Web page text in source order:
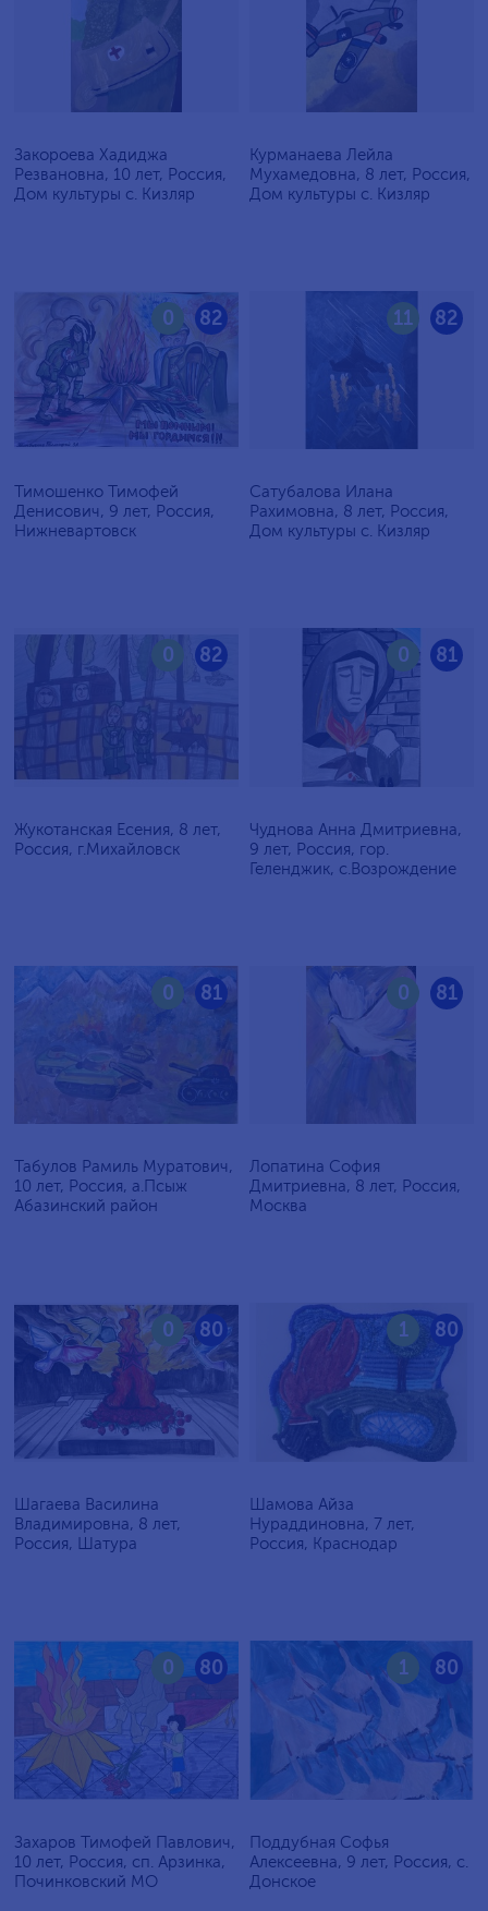
Закороева Хадиджа
Резвановна, 10 лет, Россия,
Дом культуры с. Кизляр
Курманаева Лейла
Мухамедовна, 8 лет, Россия,
Дом культуры с. Кизляр
82
0
Тимошенко Тимофей
Денисович, 9 лет, Россия,
Нижневартовск
82
11
Сатубалова Илана
Рахимовна, 8 лет, Россия,
Дом культуры с. Кизляр
82
0
Жукотанская Есения, 8 лет,
Россия, г.Михайловск
81
0
Чуднова Анна Дмитриевна,
9 лет, Россия, гор.
Геленджик, с.Возрождение
81
0
Табулов Рамиль Муратович,
10 лет, Россия, а.Псыж
Абазинский район
81
0
Лопатина София
Дмитриевна, 8 лет, Россия,
Москва
80
0
Шагаева Василина
Владимировна, 8 лет,
Россия, Шатура
80
1
Шамова Айза
Нураддиновна, 7 лет,
Россия, Краснодар
80
0
Захаров Тимофей Павлович,
10 лет, Россия, сп. Арзинка,
Починковский МО
80
1
Поддубная Софья
Алексеевна, 9 лет, Россия, c.
Донское